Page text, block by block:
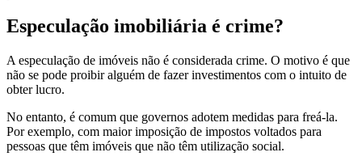
Especulação imobiliária é crime?
A especulação de imóveis não é considerada crime. O motivo é que
não se pode proibir alguém de fazer investimentos com o intuito de
obter lucro.
No entanto, é comum que governos adotem medidas para freá-la.
Por exemplo, com maior imposição de impostos voltados para
pessoas que têm imóveis que não têm utilização social.